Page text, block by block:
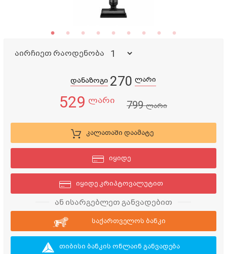
აირჩიეთ რაოდენობა
დანაზოგი 270 ლარი
529 ლარი 799ლარი
კალათაში დაამატე
იყიდე
იყიდე კრიპტოვალუტით
ან ისარგებლეთ განვადებით
საქართველოს ბანკი
თიბისი ბანკის ონლაინ განვადება